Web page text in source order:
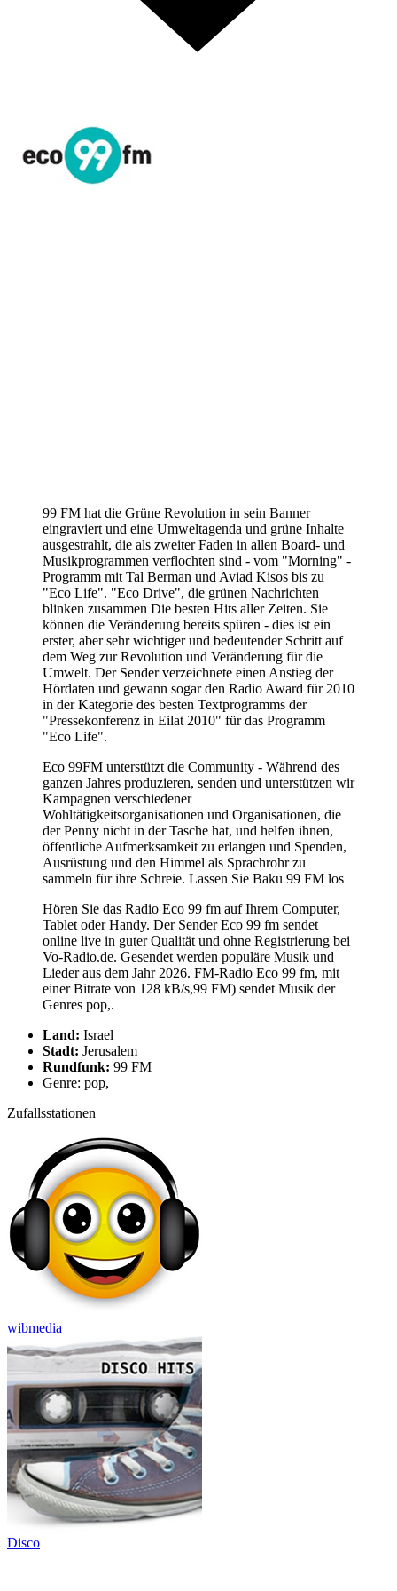
99 FM hat die Grüne Revolution in sein Banner
eingraviert und eine Umweltagenda und grüne Inhalte
ausgestrahlt, die als zweiter Faden in allen Board- und
Musikprogrammen verflochten sind - vom "Morning" -
Programm mit Tal Berman und Aviad Kisos bis zu
"Eco Life". "Eco Drive", die grünen Nachrichten
blinken zusammen Die besten Hits aller Zeiten. Sie
können die Veränderung bereits spüren - dies ist ein
erster, aber sehr wichtiger und bedeutender Schritt auf
dem Weg zur Revolution und Veränderung für die
Umwelt. Der Sender verzeichnete einen Anstieg der
Hördaten und gewann sogar den Radio Award für 2010
in der Kategorie des besten Textprogramms der
"Pressekonferenz in Eilat 2010" für das Programm
"Eco Life".
Eco 99FM unterstützt die Community - Während des
ganzen Jahres produzieren, senden und unterstützen wir
Kampagnen verschiedener
Wohltätigkeitsorganisationen und Organisationen, die
der Penny nicht in der Tasche hat, und helfen ihnen,
öffentliche Aufmerksamkeit zu erlangen und Spenden,
Ausrüstung und den Himmel als Sprachrohr zu
sammeln für ihre Schreie. Lassen Sie Baku 99 FM los
Hören Sie das Radio Eco 99 fm auf Ihrem Computer,
Tablet oder Handy. Der Sender Eco 99 fm sendet
online live in guter Qualität und ohne Registrierung bei
Vo-Radio.de. Gesendet werden populäre Musik und
Lieder aus dem Jahr 2026. FM-Radio Eco 99 fm, mit
einer Bitrate von 128 kB/s,99 FM) sendet Musik der
Genres pop,.
Land: Israel
Stadt: Jerusalem
Rundfunk: 99 FM
Genre: pop,
Zufallsstationen
wibmedia
Disco